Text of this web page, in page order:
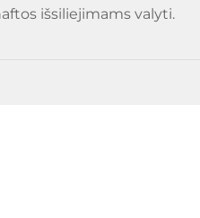
išsiliejimams valyti.